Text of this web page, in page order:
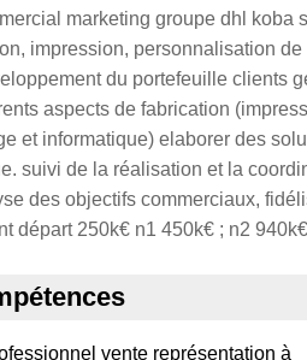
marketing groupe dhl koba
impression, personnalisation
du portefeuille clients
aspects de fabrication
et informatique) elaborer des
suivi de la réalisation et la
des objectifs commerciaux,
départ 250k€ n1 450k€ ; n2
vente représentation à